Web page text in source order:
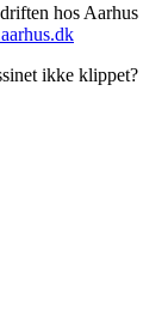
hos Aarhus
ikke klippet?